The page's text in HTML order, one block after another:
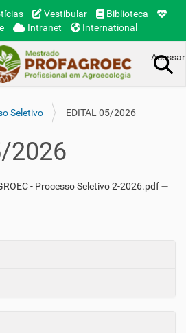
Vestibular
Biblioteca
Intranet International
Acessar
Seletivo EDITAL 05/2026
2026
- Processo Seletivo 2-2026.pdf—